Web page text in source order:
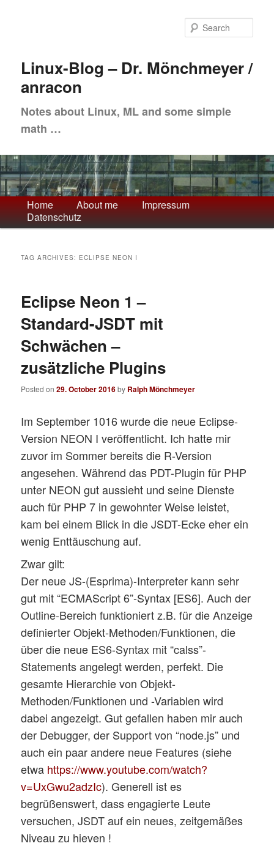
content
contentLinux-Blog – Dr. Mönchmeyer /
anracon
Notes about Linux, ML and some simple
math …
Main
menu
Home About me
Impressum
Datenschutz
TAG ARCHIVES: ECLIPSE NEON I
Eclipse Neon 1 –
Standard-JSDT mit
Schwächen –
zusätzliche Plugins
Posted on29. October 2016by Ralph Mönchmeyer
Im September 1016 wurde die neue Eclipse-
Version NEON I veröffentlicht. Ich hatte mir
zuvor im Sommer bereits die R-Version
angesehen. Während das PDT-Plugin für PHP
unter NEON gut aussieht und seine Dienste
auch für PHP 7 in gewohnter Weise leistet,
kam bei einem Blick in die JSDT-Ecke eher ein
wenig Enttäuschung auf.
Zwar gilt:
Der neue JS-(Esprima)-Interpreter kann sehr
gut mit “ECMAScript 6”-Syntax [ES6]. Auch der
Outline-Bereich funktioniert z.B. für die Anzeige
definierter Objekt-Methoden/Funktionen, die
über die neue ES6-Syntax mit “calss”-
Statements angelegt werden, perfekt. Die
gesamte Hierarchie von Objekt-
Methoden/Funktionen und -Variablen wird
dabei angezeigt. Gut gefallen haben mir auch
der Debugger, der Support von “node.js” und
auch ein paar andere neue Features (siehe
etwa https://www.youtube.com/watch?
v=UxGwu2adzIc). Generell ist es
begrüßenswert, dass engagierte Leute
versuchen, JSDT auf ein neues, zeitgemäßes
Niveau zu hieven !